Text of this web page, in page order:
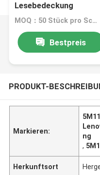
Lesebedeckung
MOQ：50 Stück pro Schachtel
Bestpreis
PRODUKT-
Markieren:
ng
,
Herkunftsort